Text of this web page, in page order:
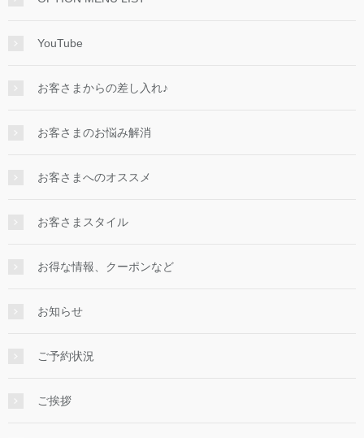
YouTube
お客さまからの差し入れ♪
お客さまのお悩み解消
お客さまへのオススメ
お客さまスタイル
お得な情報、クーポンなど
お知らせ
ご予約状況
ご挨拶